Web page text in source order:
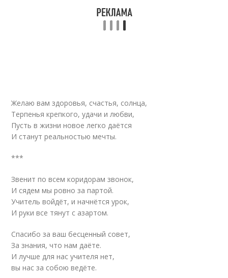
Желаю вам здоровья, счастья, солнца,
Терпенья крепкого, удачи и любви,
Пусть в жизни новое легко даётся
И станут реальностью мечты.
***
Звенит по всем коридорам звонок,
И сядем мы ровно за партой.
Учитель войдёт, и начнётся урок,
И руки все тянут с азартом.
Спасибо за ваш бесценный совет,
За знания, что нам даёте.
И лучше для нас учителя нет,
вы нас за собою ведёте.